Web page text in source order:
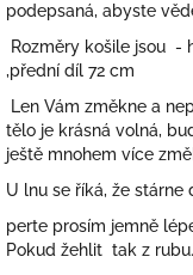
podepsaná, abyste
Rozměry košile jsou -
,přední díl 72 cm
Len Vám změkne a
tělo je krásná volná,
ještě mnohem více
U lnu se říká, že stárne
perte prosím jemně
Pokud žehlit tak z